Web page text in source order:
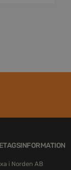
i Norden AB